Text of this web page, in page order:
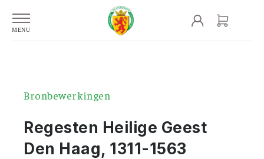
Bronbewerkingen
Regesten Heilige Geest
Den Haag, 1311-1563